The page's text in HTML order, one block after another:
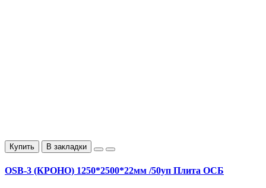
Купить В закладки
OSB-3 (КРОНО) 1250*2500*22мм /50уп Плита ОСБ